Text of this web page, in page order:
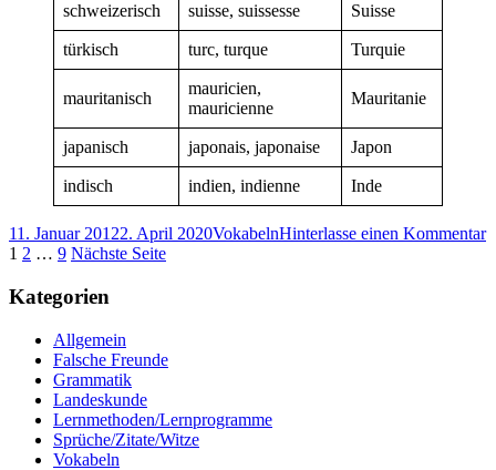
schweizerisch suisse, suissesse Suisse
türkisch turc, turque Turquie
mauritanisch
mauricien,
mauricienne
Mauritanie
japanisch japonais, japonaise Japon
indisch indien, indienne Inde
Veröffentlicht
am
11. Januar 20122. April 2020Kategorien
VokabelnHinterlasse einen Kommentar
Seitennummerierung
der
Beiträge
Seite
1 Seite
2 … Seite
9 Nächste Seite
Haupt-
Seitenleiste
Kategorien
Allgemein
Falsche Freunde
Grammatik
Landeskunde
Lernmethoden/Lernprogramme
Sprüche/Zitate/Witze
Vokabeln